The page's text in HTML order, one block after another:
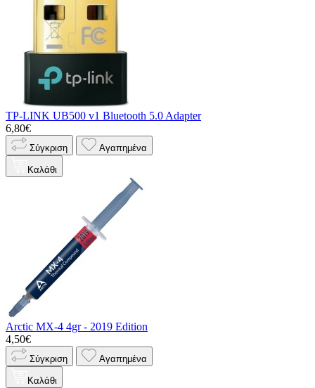
TP-LINK UB500 v1 Bluetooth 5.0 Adapter
6,80€
Σύγκριση Αγαπημένα
Καλάθι
Arctic MX-4 4gr - 2019 Edition
4,50€
Σύγκριση Αγαπημένα
Καλάθι